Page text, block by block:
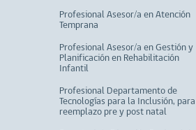
Profesional Asesor/a en Atención
Temprana
Profesional Asesor/a en Gestión y
Planificación en Rehabilitación
Infantil
Profesional Departamento de
Tecnologías para la Inclusión, para
reemplazo pre y post natal